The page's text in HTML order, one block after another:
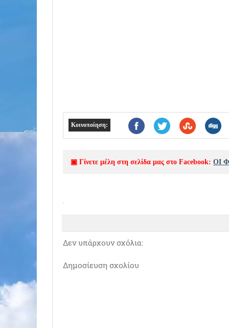
Κοινοποίηση:
▣ Γίνετε μέλη στη σελίδα μας στο Facebook: ΟΙ
Δεν υπάρχουν σχόλια:
Δημοσίευση σχολίου